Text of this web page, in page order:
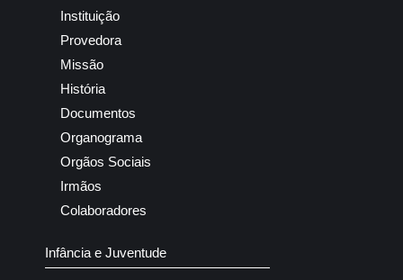
Instituição
Provedora
Missão
História
Documentos
Organograma
Orgãos Sociais
Irmãos
Colaboradores
Infância e Juventude